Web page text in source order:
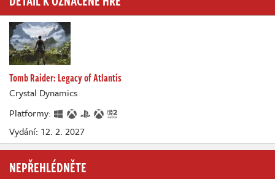
Tomb Raider: Legacy of Atlantis
Crystal Dynamics
Platformy:
Vydání: 12. 2. 2027
NEPŘEHLÉDNĚTE